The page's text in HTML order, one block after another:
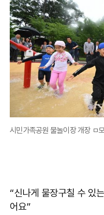
시민가족공원 물놀이장 개장 ㅁ
“신나게 물장구칠 수 있
어요”